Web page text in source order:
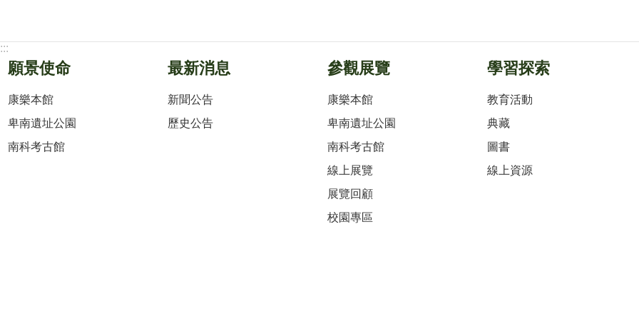
:::
願景使命
康樂本館
卑南遺址公園
南科考古館
最新消息
新聞公告
歷史公告
參觀展覽
康樂本館
卑南遺址公園
南科考古館
線上展覽
展覽回顧
校園專區
學習探索
教育活動
典藏
圖書
線上資源